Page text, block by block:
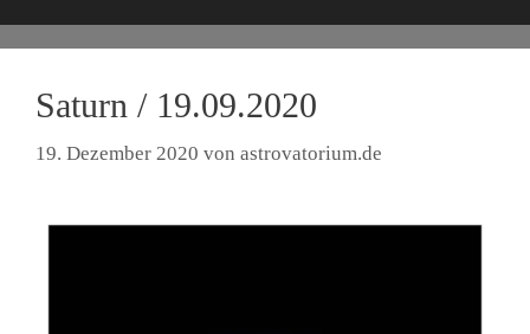
Saturn / 19.09.2020
19. Dezember 2020 von astrovatorium.de